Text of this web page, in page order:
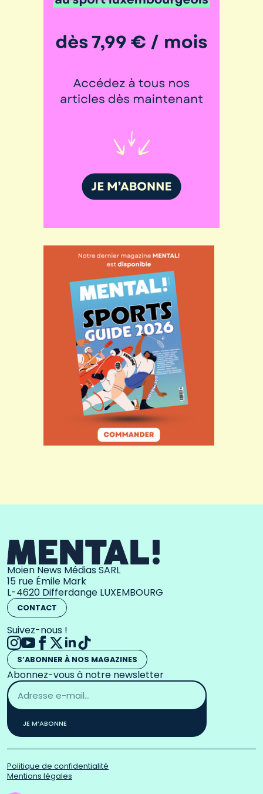
Moien News Médias SARL
15 rue Émile Mark
L-4620 Differdange LUXEMBOURG
CONTACT
Suivez-nous !
S’ABONNER À NOS MAGAZINES
Abonnez-vous à notre newsletter
Adresse
email
*
JE M’ABONNE
Politique de confidentialité
Mentions légales